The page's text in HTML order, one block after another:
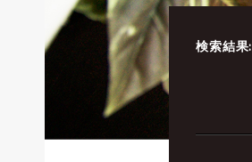
検索結果: